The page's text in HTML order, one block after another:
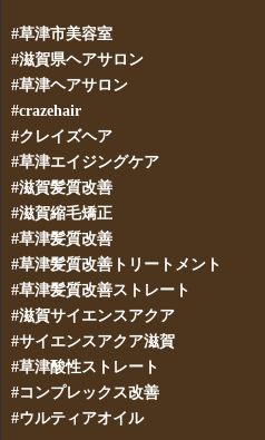
#草津市美容室
#滋賀県ヘアサロン
#草津ヘアサロン
#crazehair
#クレイズヘア
#草津エイジングケア
#滋賀髪質改善
#滋賀縮毛矯正
#草津髪質改善
#草津髪質改善トリートメント
#草津髪質改善ストレート
#滋賀サイエンスアクア
#サイエンスアクア滋賀
#草津酸性ストレート
#コンプレックス改善
#ウルティアオイル